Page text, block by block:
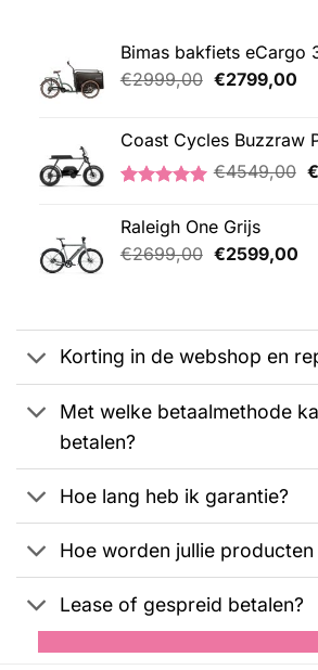
Bimas bakfiets eCargo
€2999,00
€2999,00.
€2799,00
Coast Cycles Buzzraw
5.00
op 5
gebaseerd
op
klantbeoordeling
€4549,00 €
Raleigh One Grijs
€2699,00 €2599,00
Korting in de webshop en
Met welke betaalmethode
betalen?
Hoe lang heb ik garantie?
Hoe worden jullie
Lease of gespreid betalen?